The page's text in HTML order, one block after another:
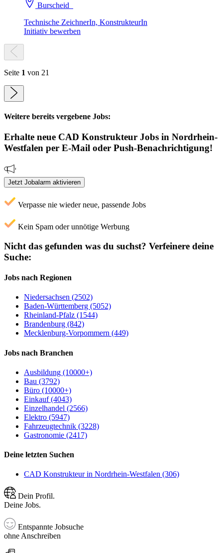
Burscheid
Technische ZeichnerIn, KonstrukteurIn
Initiativ bewerben
Seite 1 von 21
Weitere bereits vergebene Jobs:
Erhalte neue CAD Konstrukteur Jobs in Nordrhein-
Westfalen per E-Mail oder Push-Benachrichtigung!
Jetzt Jobalarm aktivieren
Verpasse nie wieder neue, passende Jobs
Kein Spam oder unnötige Werbung
Nicht das gefunden was du suchst? Verfeinere deine
Suche:
Jobs nach Regionen
Niedersachsen (2502)
Baden-Württemberg (5052)
Rheinland-Pfalz (1544)
Brandenburg (842)
Mecklenburg-Vorpommern (449)
Jobs nach Branchen
Ausbildung (10000+)
Bau (3792)
Büro (10000+)
Einkauf (4043)
Einzelhandel (2566)
Elektro (5947)
Fahrzeugtechnik (3228)
Gastronomie (2417)
Deine letzten Suchen
CAD Konstrukteur in Nordrhein-Westfalen (306)
Dein Profil.
Deine Jobs.
Entspannte Jobsuche
ohne Anschreiben